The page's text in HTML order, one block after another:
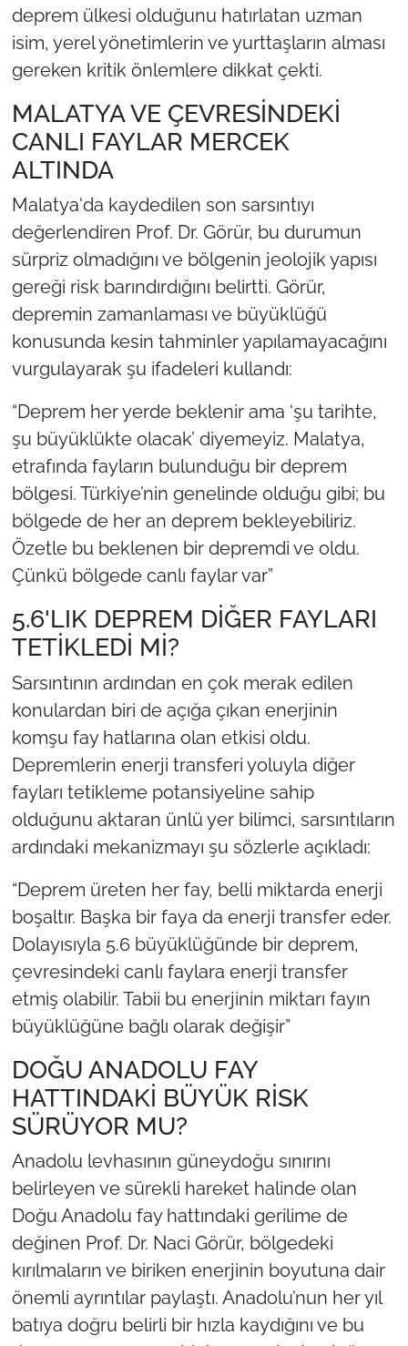
deprem ülkesi olduğunu hatırlatan uzman
isim, yerel yönetimlerin ve yurttaşların alması
gereken kritik önlemlere dikkat çekti.
MALATYA VE ÇEVRESİNDEKİ
CANLI FAYLAR MERCEK
ALTINDA
Malatya'da kaydedilen son sarsıntıyı
değerlendiren Prof. Dr. Görür, bu durumun
sürpriz olmadığını ve bölgenin jeolojik yapısı
gereği risk barındırdığını belirtti. Görür,
depremin zamanlaması ve büyüklüğü
konusunda kesin tahminler yapılamayacağını
vurgulayarak şu ifadeleri kullandı:
“Deprem her yerde beklenir ama ‘şu tarihte,
şu büyüklükte olacak’ diyemeyiz. Malatya,
etrafında fayların bulunduğu bir deprem
bölgesi. Türkiye’nin genelinde olduğu gibi; bu
bölgede de her an deprem bekleyebiliriz.
Özetle bu beklenen bir depremdi ve oldu.
Çünkü bölgede canlı faylar var”
5.6'LIK DEPREM DİĞER FAYLARI
TETİKLEDİ Mİ?
Sarsıntının ardından en çok merak edilen
konulardan biri de açığa çıkan enerjinin
komşu fay hatlarına olan etkisi oldu.
Depremlerin enerji transferi yoluyla diğer
fayları tetikleme potansiyeline sahip
olduğunu aktaran ünlü yer bilimci, sarsıntıların
ardındaki mekanizmayı şu sözlerle açıkladı:
“Deprem üreten her fay, belli miktarda enerji
boşaltır. Başka bir faya da enerji transfer eder.
Dolayısıyla 5.6 büyüklüğünde bir deprem,
çevresindeki canlı faylara enerji transfer
etmiş olabilir. Tabii bu enerjinin miktarı fayın
büyüklüğüne bağlı olarak değişir”
DOĞU ANADOLU FAY
HATTINDAKİ BÜYÜK RİSK
SÜRÜYOR MU?
Anadolu levhasının güneydoğu sınırını
belirleyen ve sürekli hareket halinde olan
Doğu Anadolu fay hattındaki gerilime de
değinen Prof. Dr. Naci Görür, bölgedeki
kırılmaların ve biriken enerjinin boyutuna dair
önemli ayrıntılar paylaştı. Anadolu’nun her yıl
batıya doğru belirli bir hızla kaydığını ve bu